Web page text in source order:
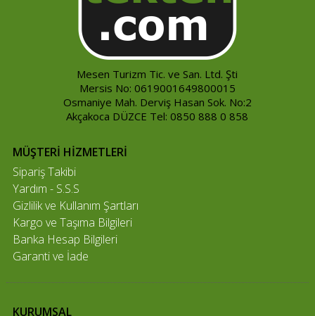
Mesen Turizm Tic. ve San. Ltd. Şti
Mersis No: 0619001649800015
Osmaniye Mah. Derviş Hasan Sok. No:2
Akçakoca DÜZCE Tel: 0850 888 0 858
MÜŞTERİ HİZMETLERİ
Sipariş Takibi
Yardım - S.S.S
Gizlilik ve Kullanım Şartları
Kargo ve Taşıma Bilgileri
Banka Hesap Bilgileri
Garanti ve İade
KURUMSAL